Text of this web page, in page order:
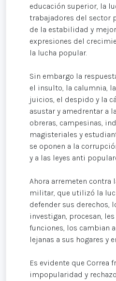
educación superior, la
trabajadores del sector
de la estabilidad y
expresiones del
la lucha popular.
Sin embargo la
el insulto, la calumnia,
juicios, el despido y la
asustar y amedrentar a
obreras, campesinas,
magisteriales y
se oponen a la
y a las leyes anti
Ahora arremeten contra
militar, que utilizó la
defender sus derechos,
investigan, procesan,
funciones, los cambian
lejanas a sus hogares y
Es evidente que Correa
impopularidad y